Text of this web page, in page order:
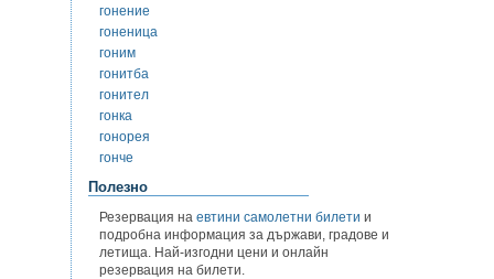
гонение
гоненица
гоним
гонитба
гонител
гонка
гонорея
гонче
Полезно
Резервация на евтини самолетни билети и
подробна информация за държави, градове и
летища. Най-изгодни цени и онлайн
резервация на билети.